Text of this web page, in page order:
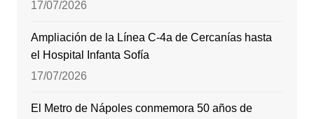
17/07/2026
Ampliación de la Línea C-4a de Cercanías hasta
el Hospital Infanta Sofía
17/07/2026
El Metro de Nápoles conmemora 50 años de